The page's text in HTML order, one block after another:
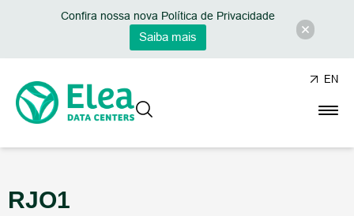
Confira nossa nova Política de Privacidade
Saiba mais
EN
RJO1